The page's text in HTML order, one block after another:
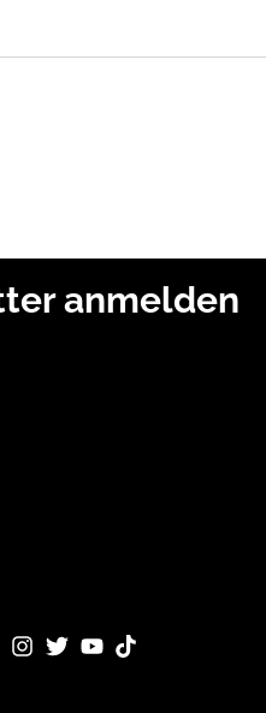
anmelden